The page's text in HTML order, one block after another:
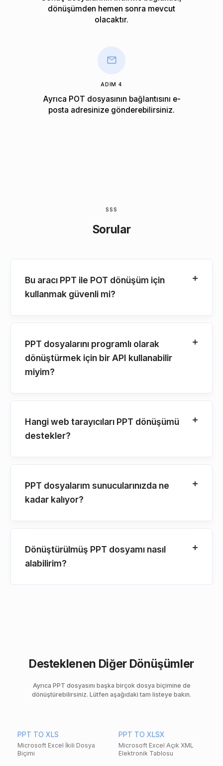
dönüşümden hemen sonra mevcut
olacaktır.
ADIM 4
Ayrıca POT dosyasının bağlantısını e-
posta adresinize gönderebilirsiniz.
SSS
Sorular
Bu aracı PPT ile POT dönüşüm için
kullanmak güvenli mi?
PPT dosyalarını programlı olarak
dönüştürmek için bir API kullanabilir
miyim?
Hangi web tarayıcıları PPT dönüşümü
destekler?
PPT dosyalarım sunucularınızda ne
kadar kalıyor?
Dönüştürülmüş PPT dosyamı nasıl
alabilirim?
Desteklenen Diğer Dönüşümler
Ayrıca PPT dosyasını başka birçok dosya biçimine de
dönüştürebilirsiniz. Lütfen aşağıdaki tam listeye bakın.
PPT TO XLS
Microsoft Excel İkili Dosya
Biçimi
PPT TO XLSX
Microsoft Excel Açık XML
Elektronik Tablosu